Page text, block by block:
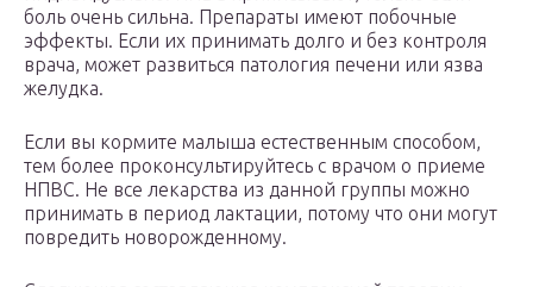
боль очень сильна. Препараты имеют побочные
эффекты. Если их принимать долго и без контроля
врача, может развиться патология печени или язва
желудка.
Если вы кормите малыша естественным способом,
тем более проконсультируйтесь с врачом о приеме
НПВС. Не все лекарства из данной группы можно
принимать в период лактации, потому что они могут
повредить новорожденному.